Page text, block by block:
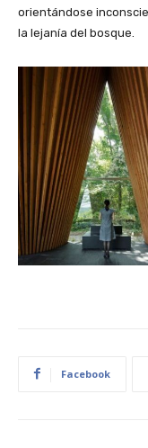
orientándose
la lejanía del bosque.
Facebook